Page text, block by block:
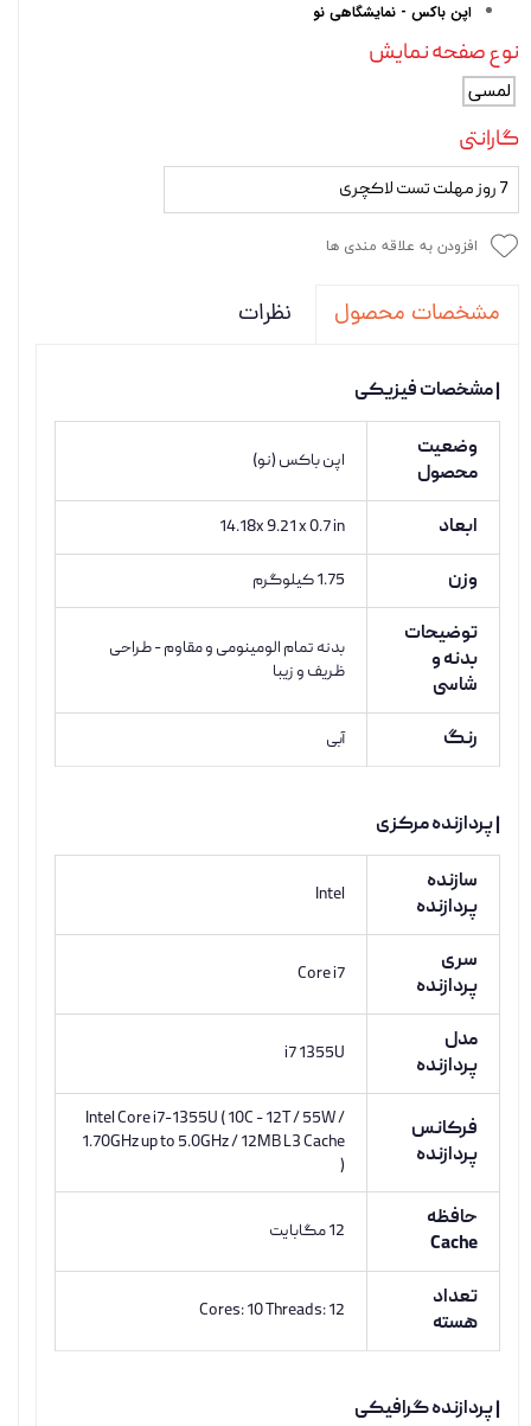
اپن باکس - نمایشگاهی نو
نوع صفحه نمایش
لمسی
گارانتی
7 روز مهلت تست لاکچری
افزودن به علاقه مندی ها
مشخصات محصول نظرات
| مشخصات فیزیکی
وضعیت
محصول
اپن باکس (نو)
ابعاد 14.18x 9.21 x 0.7 in
وزن 1.75 کیلوگرم
توضیحات
بدنه و
شاسی
بدنه تمام الومینومی و مقاوم - طراحی
ظریف و زیبا
رنگ آبی
| پردازنده مرکزی
سازنده
پردازنده
Intel
سری
پردازنده
Core i7
مدل
پردازنده
i7 1355U
فرکانس
پردازنده
Intel Core i7-1355U ( 10C - 12T / 55W /
1.70GHz up to 5.0GHz / 12MB L3 Cache
)
حافظه
Cache
12 مگابایت
تعداد
هسته
Cores: 10 Threads: 12
| پردازنده گرافیکی